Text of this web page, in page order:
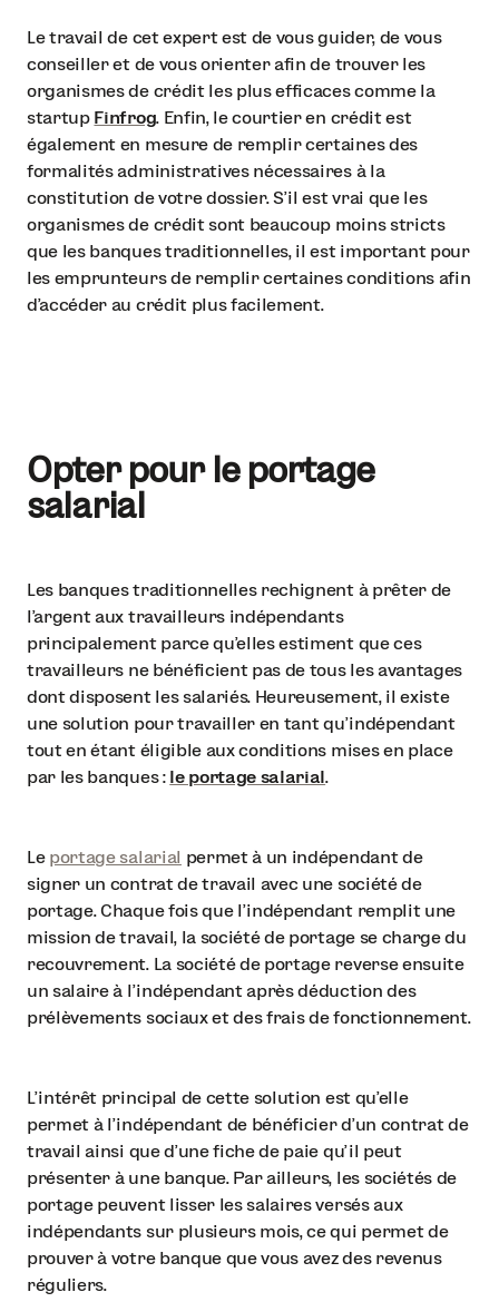
Le travail de cet expert est de vous guider, de vous
conseiller et de vous orienter afin de trouver les
organismes de crédit les plus efficaces comme la
startup Finfrog. Enfin, le courtier en crédit est
également en mesure de remplir certaines des
formalités administratives nécessaires à la
constitution de votre dossier. S’il est vrai que les
organismes de crédit sont beaucoup moins stricts
que les banques traditionnelles, il est important pour
les emprunteurs de remplir certaines conditions afin
d’accéder au crédit plus facilement.
Opter pour le portage
salarial
Les banques traditionnelles rechignent à prêter de
l’argent aux travailleurs indépendants
principalement parce qu’elles estiment que ces
travailleurs ne bénéficient pas de tous les avantages
dont disposent les salariés. Heureusement, il existe
une solution pour travailler en tant qu’indépendant
tout en étant éligible aux conditions mises en place
par les banques : le portage salarial.
Le portage salarial permet à un indépendant de
signer un contrat de travail avec une société de
portage. Chaque fois que l’indépendant remplit une
mission de travail, la société de portage se charge du
recouvrement. La société de portage reverse ensuite
un salaire à l’indépendant après déduction des
prélèvements sociaux et des frais de fonctionnement.
L’intérêt principal de cette solution est qu’elle
permet à l’indépendant de bénéficier d’un contrat de
travail ainsi que d’une fiche de paie qu’il peut
présenter à une banque. Par ailleurs, les sociétés de
portage peuvent lisser les salaires versés aux
indépendants sur plusieurs mois, ce qui permet de
prouver à votre banque que vous avez des revenus
réguliers.